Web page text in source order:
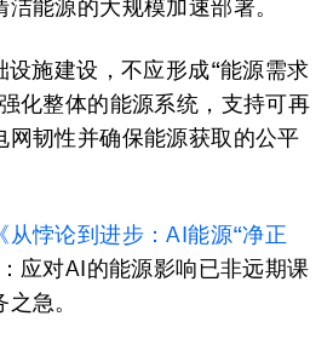
能源的大规模加速部署。
施建设，不应形成“能源需求
化整体的能源系统，支持可再
网韧性并确保能源获取的公平
《从悖论到进步：AI能源“净正
应对AI的能源影响已非远期课
急。